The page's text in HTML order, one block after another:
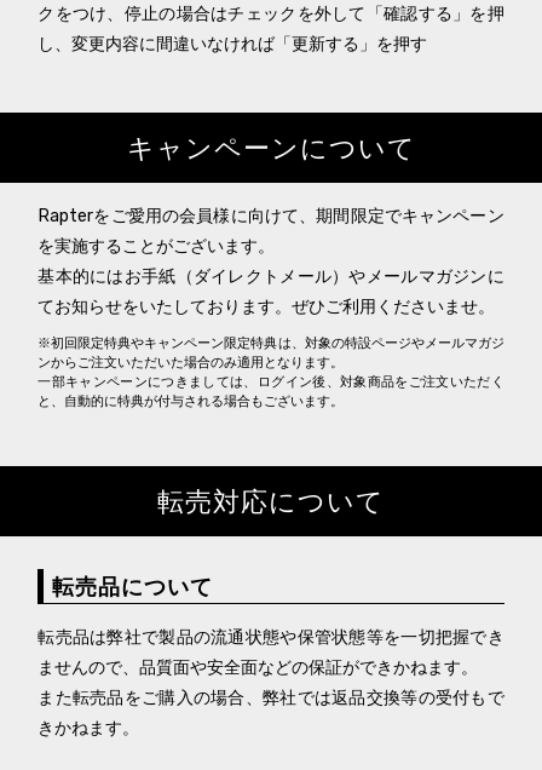
クをつけ、停止の場合はチェックを外して「確認する」を押
し、変更内容に間違いなければ「更新する」を押す
キャンペーンについて
Rapterをご愛用の会員様に向けて、期間限定でキャンペーン
を実施することがございます。
基本的にはお手紙（ダイレクトメール）やメールマガジンに
てお知らせをいたしております。ぜひご利用くださいませ。
※初回限定特典やキャンペーン限定特典は、対象の特設ページやメールマガジ
ンからご注文いただいた場合のみ適用となります。
一部キャンペーンにつきましては、ログイン後、対象商品をご注文いただく
と、自動的に特典が付与される場合もございます。
転売対応について
転売品について
転売品は弊社で製品の流通状態や保管状態等を一切把握でき
ませんので、品質面や安全面などの保証ができかねます。
また転売品をご購入の場合、弊社では返品交換等の受付もで
きかねます。